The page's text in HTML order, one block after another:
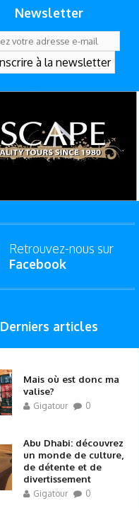
Newsletter
Retrouvez-nous sur
Facebook
Derniers articles
Mais où est donc ma
valise?
Gigatour 0
Abu Dhabi: découvrez
un monde de culture,
de détente et de
divertissement
Gigatour 0